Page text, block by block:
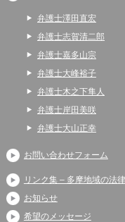
弁護士澤田直宏
弁護士志賀清二郎
弁護士嘉多山宗
弁護士大峰裕子
弁護士木之下隼人
弁護士岸田美咲
弁護士大山正幸
お問い合わせフォーム
リンク集 – 多摩地域の法
お知らせ
希望のメッセージ